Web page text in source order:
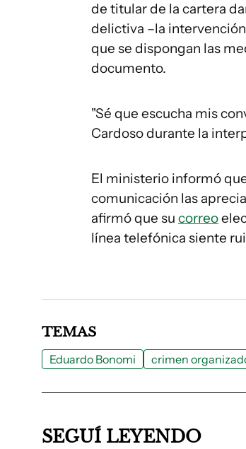
de titular de la cartera
delictiva –la
que se dispongan las
documento.
"Sé que escucha mis
Cardoso durante la
El ministerio informó
comunicación las
afirmó que su correo
línea telefónica siente
TEMAS
Eduardo Bonomi crimen
SEGUÍ LEYENDO